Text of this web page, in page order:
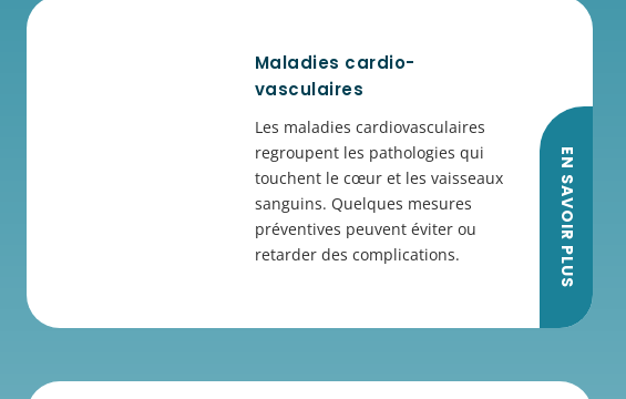
Maladies cardio-
vasculaires
Les maladies cardiovasculaires
regroupent les pathologies qui
touchent le cœur et les vaisseaux
sanguins. Quelques mesures
préventives peuvent éviter ou
retarder des complications.
EN SAVOIR PLUS